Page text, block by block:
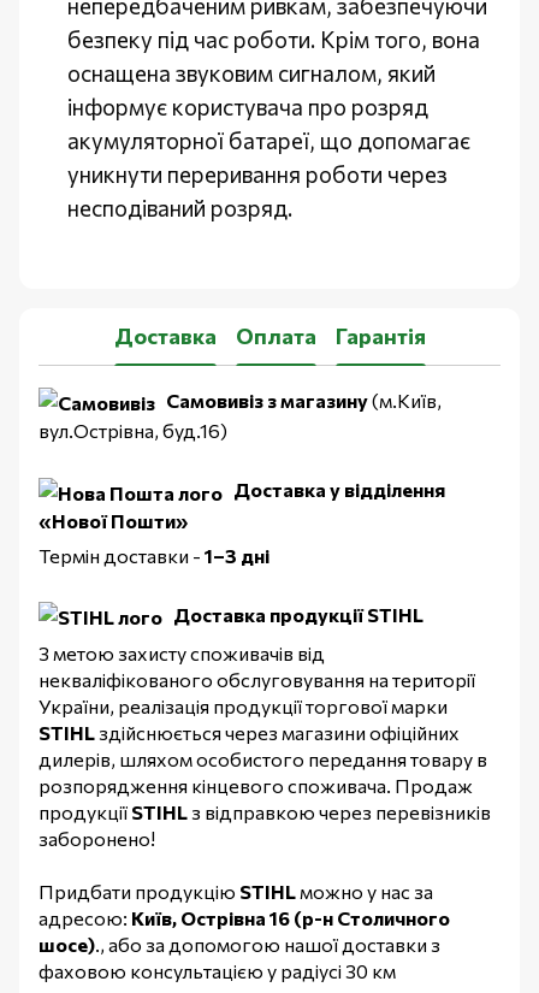
непередбаченим ривкам, забезпечуючи
безпеку під час роботи. Крім того, вона
оснащена звуковим сигналом, який
інформує користувача про розряд
акумуляторної батареї, що допомагає
уникнути переривання роботи через
несподіваний розряд.
Доставка Оплата Гарантія
Самовивіз з магазину(м.Київ,
вул.Острівна, буд.16)
Доставка у відділення
«Нової Пошти»
Термін доставки - 1–3 дні
Доставка продукції STIHL
З метою захисту споживачів від
некваліфікованого обслуговування на території
України, реалізація продукції торгової марки
STIHLздійснюється через магазини офіційних
дилерів, шляхом особистого передання товару в
розпорядження кінцевого споживача. Продаж
продукції STIHLз відправкою через перевізників
заборонено!
Придбати продукцію STIHLможно у нас за
адресою: Київ, Острівна 16 (р-н Столичного
шосе)., або за допомогою нашої доставки з
фаховою консультацією у радіусі 30 км